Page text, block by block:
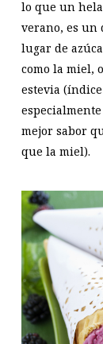
lo que un
verano, es un
lugar de
como la miel,
estevia
mejor sabor
que la miel).